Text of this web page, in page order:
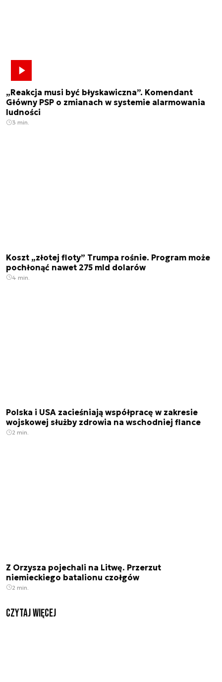
„Reakcja musi być błyskawiczna”. Komendant
Główny PSP o zmianach w systemie alarmowania
ludności
3 min.
Koszt „złotej floty” Trumpa rośnie. Program może
pochłonąć nawet 275 mld dolarów
4 min.
Polska i USA zacieśniają współpracę w zakresie
wojskowej służby zdrowia na wschodniej flance
2 min.
Z Orzysza pojechali na Litwę. Przerzut
niemieckiego batalionu czołgów
2 min.
czytaj więcej